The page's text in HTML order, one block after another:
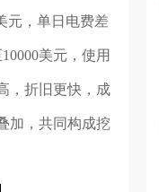
元，单日电费差
美元，使用
，折旧更快，成
加，共同构成挖